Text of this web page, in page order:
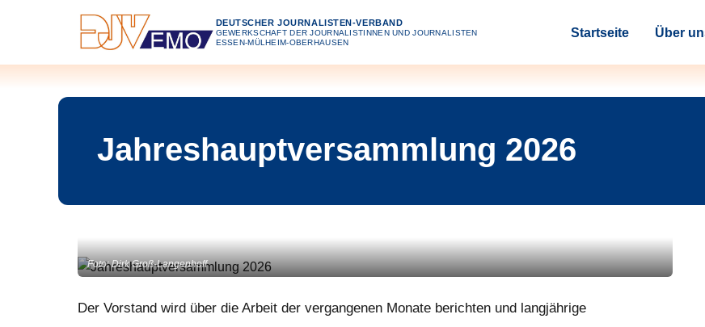
DEUTSCHER JOURNALISTEN-VERBAND
GEWERKSCHAFT DER JOURNALISTINNEN UND JOURNALISTEN
ESSEN-MÜLHEIM-OBERHAUSEN
Startseite Über
Jahreshauptversammlung 2026
Foto: Dirk Groß-Langenhoff
Der Vorstand wird über die Arbeit der vergangenen Monate berichten und langjährige